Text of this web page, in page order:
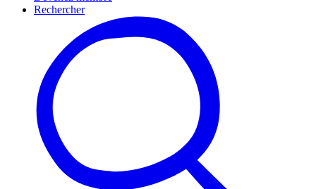
Rechercher